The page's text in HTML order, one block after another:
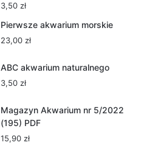
3,50 zł
Pierwsze akwarium morskie
23,00 zł
ABC akwarium naturalnego
3,50 zł
Magazyn Akwarium nr 5/2022
(195) PDF
15,90 zł